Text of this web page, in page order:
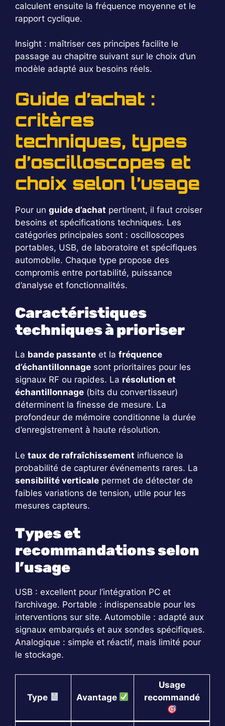
calculent ensuite la fréquence moyenne et le
rapport cyclique.
Insight : maîtriser ces principes facilite le
passage au chapitre suivant sur le choix d’un
modèle adapté aux besoins réels.
Guide d’achat :
critères
techniques, types
d’oscilloscopes et
choix selon l’usage
Pour un guide d’achat pertinent, il faut croiser
besoins et spécifications techniques. Les
catégories principales sont : oscilloscopes
portables, USB, de laboratoire et spécifiques
automobile. Chaque type propose des
compromis entre portabilité, puissance
d’analyse et fonctionnalités.
Caractéristiques
techniques à prioriser
La bande passante et la fréquence
d’échantillonnage sont prioritaires pour les
signaux RF ou rapides. La résolution et
échantillonnage (bits du convertisseur)
déterminent la finesse de mesure. La
profondeur de mémoire conditionne la durée
d’enregistrement à haute résolution.
Le taux de rafraîchissement influence la
probabilité de capturer événements rares. La
sensibilité verticale permet de détecter de
faibles variations de tension, utile pour les
mesures capteurs.
Types et
recommandations selon
l’usage
USB : excellent pour l’intégration PC et
l’archivage. Portable : indispensable pour les
interventions sur site. Automobile : adapté aux
signaux embarqués et aux sondes spécifiques.
Analogique : simple et réactif, mais limité pour
le stockage.
Type Avantage
Usage
recommandé